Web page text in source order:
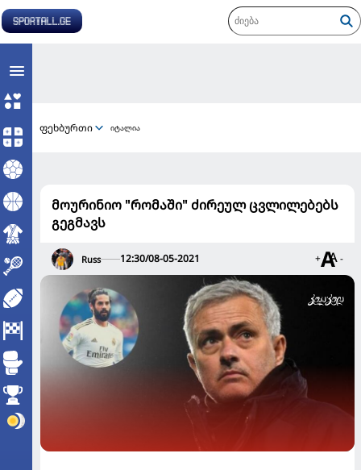
ფეხბურთი იტალია
მოურინიო "რომაში" ძირეულ ცვლილებებს
გეგმავს
Russ 12:30/08-05-2021 + -